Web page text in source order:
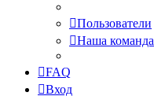
Пользователи
Наша команда
FAQ
Вход